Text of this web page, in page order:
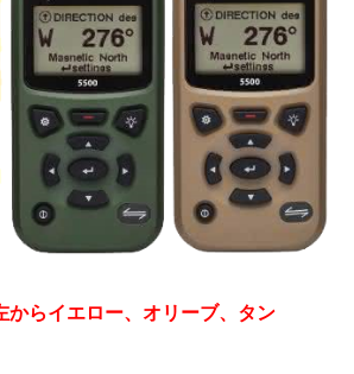
からイエロー、オリーブ、タン